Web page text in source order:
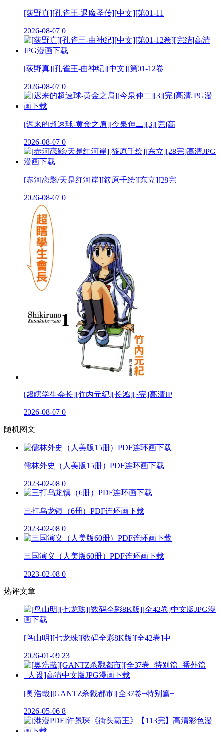
[荻野真][孔雀王-退魔圣传][中文][第01-11
2026-08-07 0
[荻野真][孔雀王-曲神纪][中文][第01-12卷
2026-08-07 0
[迟来的超速球-黄金之肩][今泉伸二][3][完]高
2026-08-07 0
[赤河恋影/天是红河岸][筱原千绘][东立][28完
2026-08-07 0
[超瞎学生会长][竹内元纪][长鸿][3完]高清JP
2026-08-07 0
随机图文
儒林外史（人美版15册）PDF连环画下载
2023-02-08 0
三打乌龙镇（6册）PDF连环画下载
2023-02-08 0
三国演义（人美版60册）PDF连环画下载
2023-02-08 0
热评文章
[鸟山明][七龙珠][数码全彩8K版][全42卷]中
2026-01-09 23
[奥浩哉][GANTZ杀戮都市][全37卷+特别篇+
2026-05-06 8